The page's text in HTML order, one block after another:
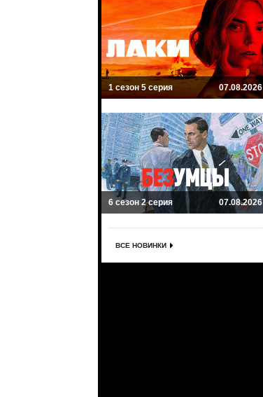
1 сезон 5 серия 07.08.2026
6 сезон 2 серия 07.08.2026
ВСЕ НОВИНКИ